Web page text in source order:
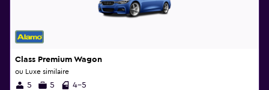
Class Premium Wagon
ou Luxe similaire
5 5 4-5